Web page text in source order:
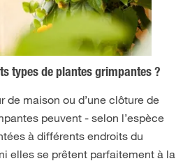
types de plantes grimpantes ?
de maison ou d’une clôture de
peuvent - selon l’espèce
à différents endroits du
elles se prêtent parfaitement à la